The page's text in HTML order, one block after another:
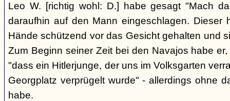
Leo W. [richtig wohl: D.] habe gesagt "Mach
daraufhin auf den Mann eingeschlagen. Dieser
Hände schützend vor das Gesicht gehalten und
Zum Beginn seiner Zeit bei den Navajos habe
"dass ein Hitlerjunge, der uns im Volksgarten
Georgplatz verprügelt wurde" - allerdings ohne
habe.